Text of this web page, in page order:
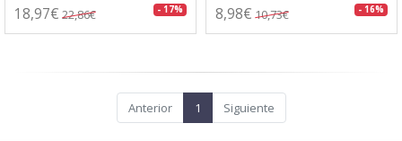
18,97€ 22,86€ - 17% 8,98€ 10,73€ - 16%
Anterior 1 Siguiente